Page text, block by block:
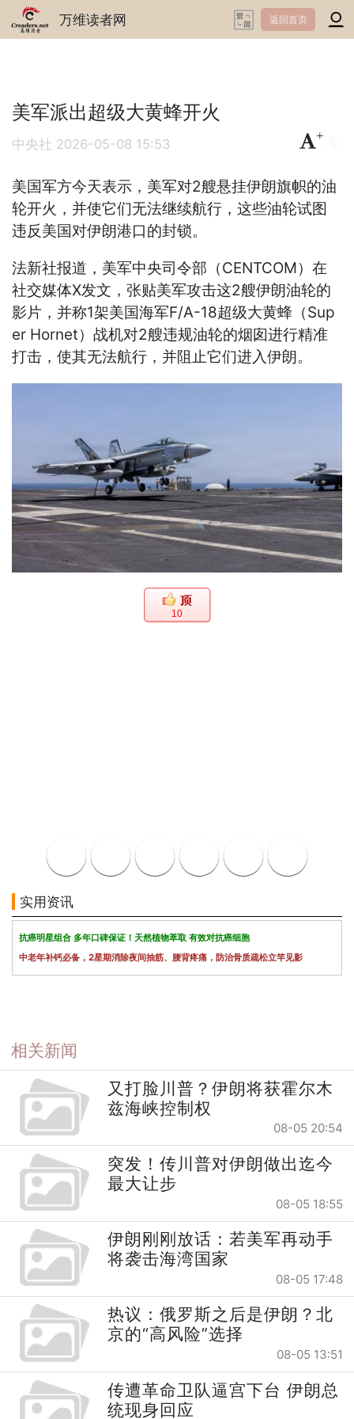
万维读者网 返回首页
美军派出超级大黄蜂开火
中央社 2026-05-08 15:53
+
美国军方今天表示，美军对2艘悬挂伊朗旗帜的油
轮开火，并使它们无法继续航行，这些油轮试图
违反美国对伊朗港口的封锁。
法新社报道，美军中央司令部（CENTCOM）在
社交媒体X发文，张贴美军攻击这2艘伊朗油轮的
影片，并称1架美国海军F/A-18超级大黄蜂（Sup
er Hornet）战机对2艘违规油轮的烟囱进行精准
打击，使其无法航行，并阻止它们进入伊朗。
10
实用资讯
抗癌明星组合 多年口碑保证！天然植物萃取 有效对抗癌细胞
中老年补钙必备，2星期消除夜间抽筋、腰背疼痛，防治骨质疏松立竿见影
相关新闻
又打脸川普？伊朗将获霍尔木
兹海峡控制权
08-05 20:54
突发！传川普对伊朗做出迄今
最大让步
08-05 18:55
伊朗刚刚放话：若美军再动手
将袭击海湾国家
08-05 17:48
热议：俄罗斯之后是伊朗？北
京的“高风险”选择
08-05 13:51
传遭革命卫队逼宫下台 伊朗总
统现身回应